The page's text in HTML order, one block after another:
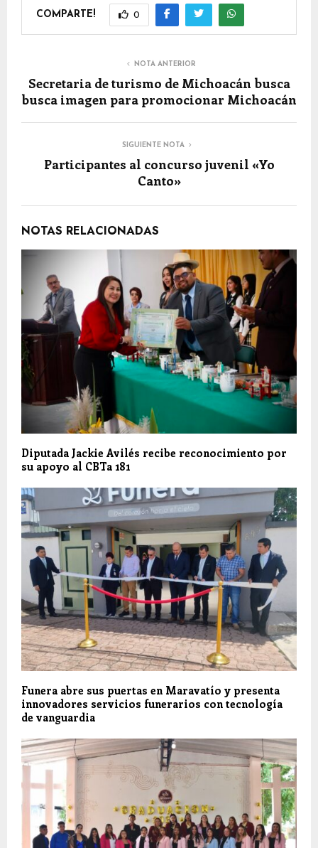
COMPARTE! 0
NOTA ANTERIOR
Secretaria de turismo de Michoacán busca
busca imagen para promocionar Michoacán
SIGUIENTE NOTA
Participantes al concurso juvenil «Yo
Canto»
NOTAS RELACIONADAS
Diputada Jackie Avilés recibe reconocimiento por
su apoyo al CBTa 181
Funera abre sus puertas en Maravatío y presenta
innovadores servicios funerarios con tecnología
de vanguardia